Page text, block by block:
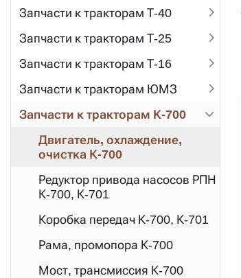
Запчасти к тракторам Т-40
Запчасти к тракторам Т-25
Запчасти к тракторам Т-16
Запчасти к тракторам ЮМЗ
Запчасти к тракторам К-700
Двигатель, охлаждение,
очистка К-700
Редуктор привода насосов РПН
К-700, К-701
Коробка передач К-700, К-701
Рама, промопора К-700
Мост, трансмиссия К-700